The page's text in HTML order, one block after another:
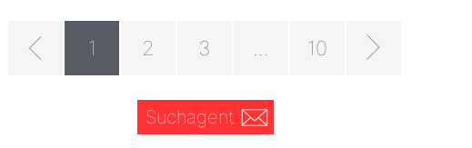
1 2 3 10
Suchagent